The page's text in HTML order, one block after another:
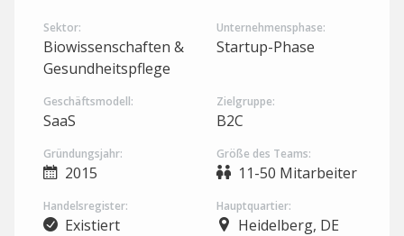
Sektor:
Biowissenschaften &
Gesundheitspflege
Unternehmensphase:
Startup-Phase
Geschäftsmodell:
SaaS
Zielgruppe:
B2C
Gründungsjahr:
2015
Größe des Teams:
11-50 Mitarbeiter
Handelsregister:
Existiert
Hauptquartier:
Heidelberg, DE